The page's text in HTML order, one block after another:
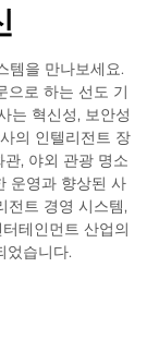
템을 만나보세요.
으로 하는 선도 기
는 혁신성, 보안성
의 인텔리전트 장
, 야외 관광 명소
운영과 향상된 사
전트 경영 시스템,
테인먼트 산업의
었습니다.